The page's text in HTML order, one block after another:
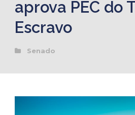
aprova PEC do
Escravo
Senado